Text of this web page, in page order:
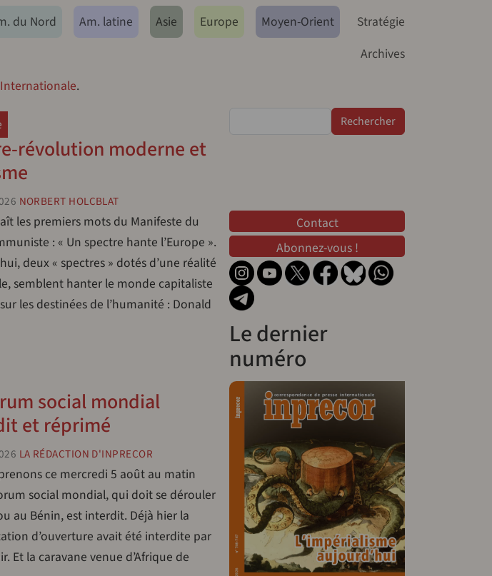
du Nord Am. latine Asie Europe Moyen-Orient
Stratégie
Archives
Internationale.
révolution moderne et
NORBERT HOLCBLAT
les premiers mots du Manifeste du
: « Un spectre hante l’Europe ».
deux « spectres » dotés d’une réalité
semblent hanter le monde capitaliste
les destinées de l’humanité : Donald
social mondial
et réprimé
LA RÉDACTION D'INPRECOR
ce mercredi 5 août au matin
social mondial, qui doit se dérouler
au Bénin, est interdit. Déjà hier la
d’ouverture avait été interdite par
Et la caravane venue d’Afrique de
Contact
Abonnez-vous !
Le dernier
numéro